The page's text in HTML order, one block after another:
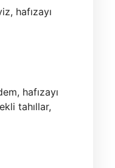
hafızayı
hafızayı
tahıllar,